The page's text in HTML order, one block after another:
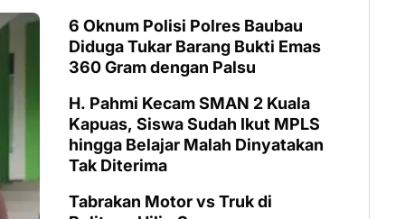
6 Oknum Polisi Polres Baubau
Diduga Tukar Barang Bukti Emas
360 Gram dengan Palsu
H. Pahmi Kecam SMAN 2 Kuala
Kapuas, Siswa Sudah Ikut MPLS
hingga Belajar Malah Dinyatakan
Tak Diterima
Tabrakan Motor vs Truk di